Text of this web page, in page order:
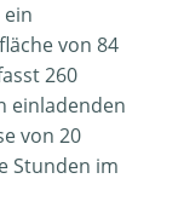
von 84
260
einladenden
von 20
Stunden im